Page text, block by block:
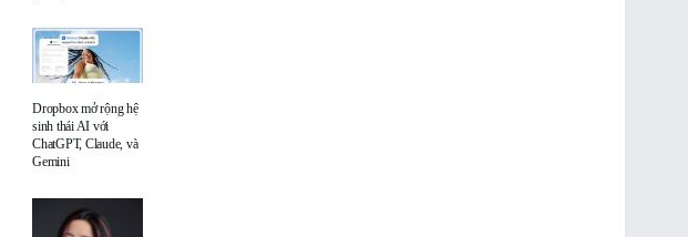
Dropbox mở rộng hệ
sinh thái AI với
ChatGPT, Claude, và
Gemini